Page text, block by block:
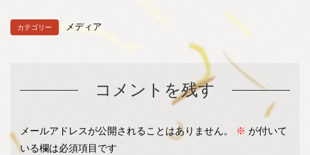
カテゴリー メディア
コメントを残す
メールアドレスが公開されることはありません。 ※ が付いて
いる欄は必須項目です